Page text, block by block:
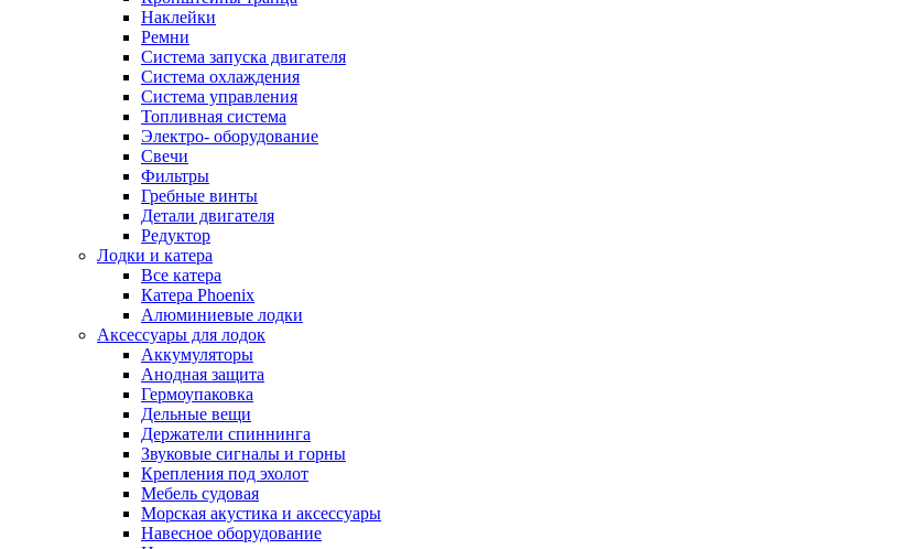
Наклейки
Ремни
Система запуска двигателя
Система охлаждения
Система управления
Топливная система
Электро- оборудование
Свечи
Фильтры
Гребные винты
Детали двигателя
Редуктор
Лодки и катера
Все катера
Катера Phoenix
Алюминиевые лодки
Аксессуары для лодок
Аккумуляторы
Анодная защита
Гермоупаковка
Дельные вещи
Держатели спиннинга
Звуковые сигналы и горны
Крепления под эхолот
Мебель судовая
Морская акустика и аксессуары
Навесное оборудование